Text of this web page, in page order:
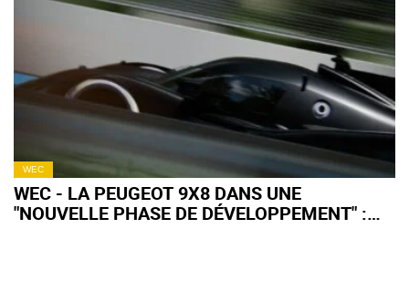
WEC
WEC - LA PEUGEOT 9X8 DANS UNE
"NOUVELLE PHASE DE DÉVELOPPEMENT" :